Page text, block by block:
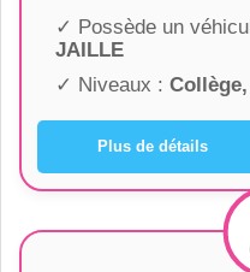
✓ Possède un
JAILLE
✓ Niveaux :
Plus de détails